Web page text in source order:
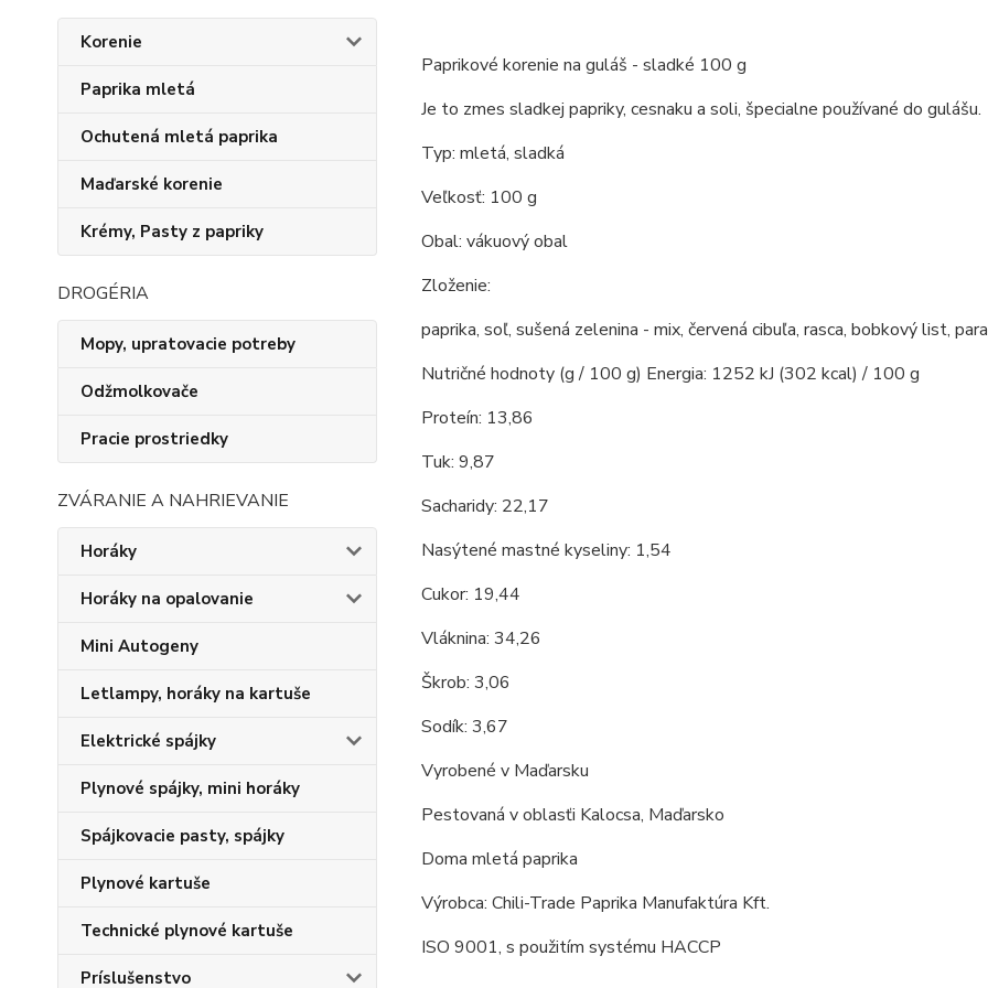
Korenie
Paprika mletá
Ochutená mletá paprika
Maďarské korenie
Krémy, Pasty z papriky
DROGÉRIA
Mopy, upratovacie potreby
Odžmolkovače
Pracie prostriedky
ZVÁRANIE A NAHRIEVANIE
Horáky
Horáky na opalovanie
Mini Autogeny
Letlampy, horáky na kartuše
Elektrické spájky
Plynové spájky, mini horáky
Spájkovacie pasty, spájky
Plynové kartuše
Technické plynové kartuše
Príslušenstvo
Paprikové korenie na guláš - sladké 100 g
Je to zmes sladkej papriky, cesnaku a soli, špecialne používané do gulášu.
Typ: mletá, sladká
Veľkosť: 100 g
Obal: vákuový obal
Zloženie:
paprika, soľ, sušená zelenina - mix, červená cibuľa, rasca, bobkový list,
Nutričné hodnoty (g / 100 g) Energia: 1252 kJ (302 kcal) / 100 g
Proteín: 13,86
Tuk: 9,87
Sacharidy: 22,17
Nasýtené mastné kyseliny: 1,54
Cukor: 19,44
Vláknina: 34,26
Škrob: 3,06
Sodík: 3,67
Vyrobené v Maďarsku
Pestovaná v oblasťi Kalocsa, Maďarsko
Doma mletá paprika
Výrobca: Chili-Trade Paprika Manufaktúra Kft.
ISO 9001, s použitím systému HACCP